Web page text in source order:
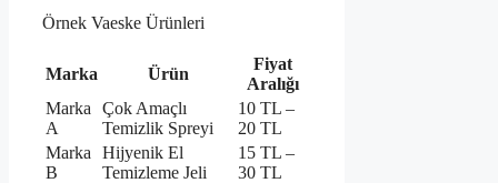
Örnek Vaeske Ürünleri
Marka Ürün
Fiyat
Aralığı
Marka
A
Çok Amaçlı
Temizlik Spreyi
10 TL –
20 TL
Marka
B
Hijyenik El
Temizleme Jeli
15 TL –
30 TL